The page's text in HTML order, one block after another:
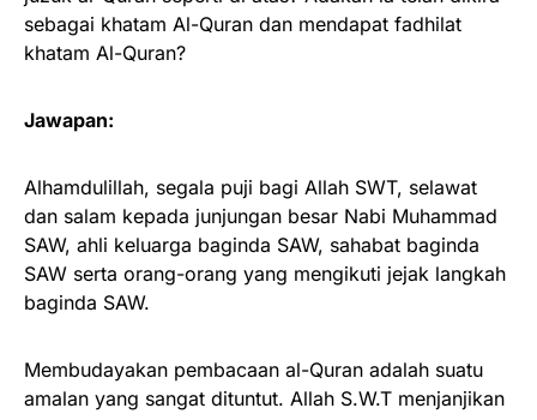
sebagai khatam Al-Quran dan mendapat fadhilat
khatam Al-Quran?
Jawapan:
Alhamdulillah, segala puji bagi Allah SWT, selawat
dan salam kepada junjungan besar Nabi Muhammad
SAW, ahli keluarga baginda SAW, sahabat baginda
SAW serta orang-orang yang mengikuti jejak langkah
baginda SAW.
Membudayakan pembacaan al-Quran adalah suatu
amalan yang sangat dituntut. Allah S.W.T menjanjikan